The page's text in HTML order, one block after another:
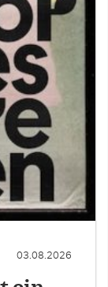
03.08.2026